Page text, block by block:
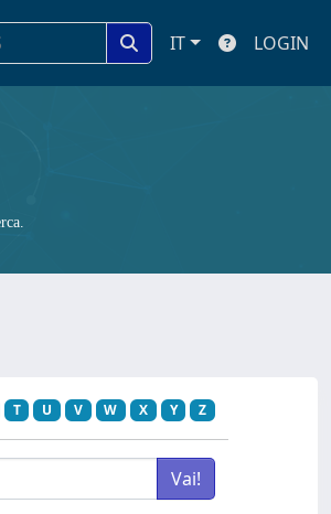
IT LOGIN
T U V W X Y Z